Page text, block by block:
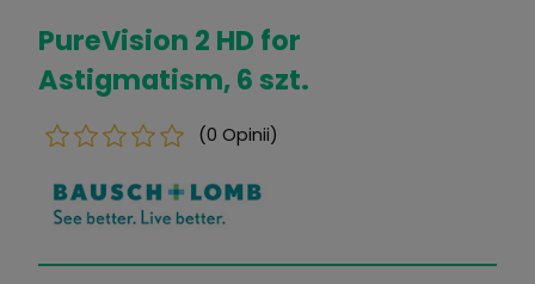
PureVision 2 HD for
Astigmatism, 6 szt.